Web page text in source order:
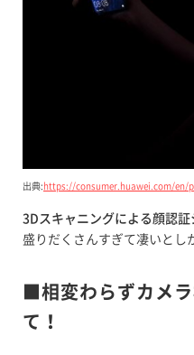
出典: https://consumer.huawei.com/en/
3Dスキャニングによる顔認
盛りだくさんすぎて凄いとし
■相変わらずカメ
て！